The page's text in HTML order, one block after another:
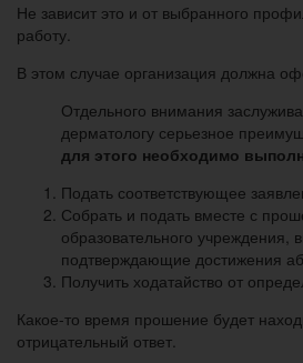
Не зависит это и от выбранного
работу.
В этом случае организация должна
Отдельного внимания
дерматологу серьезное
для этого необходимо
Подать соответствующее
Собрать и подать вместе с
образовательного учреждения,
подтверждающие достижения
Получить ходатайство от
Какое-то время прошение будет
отрицательный ответ.